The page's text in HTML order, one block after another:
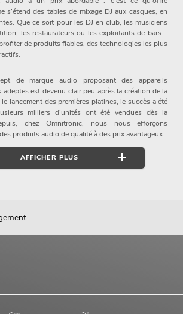
s’étend des tables de mixage DJ aux casques, en
Que ce soit pour les DJ en club, les musiciens
les restaurateurs ou les exploitants de bars –
de produits fiables, des technologies les plus
de marque audio proposant des appareils
adeptes est devenu clair peu après la création de la
lancement des premières platines, le succès a été
milliers d’unités ont été vendues dès la
chez Omnitronic, nous nous efforçons
produits audio de qualité à des prix avantageux.
AFFICHER PLUS
événementielles, nous attachons une grande
de mixage DJ directement du fabricant – à des
audio professionnel pour vos événements
Le matériel proposé dans notre boutique en ligne
: